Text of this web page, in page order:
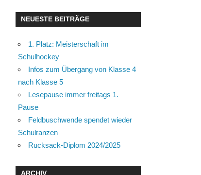
NEUESTE BEITRÄGE
1. Platz: Meisterschaft im
Schulhockey
Infos zum Übergang von Klasse 4
nach Klasse 5
Lesepause immer freitags 1.
Pause
Feldbuschwende spendet wieder
Schulranzen
Rucksack-Diplom 2024/2025
ARCHIV